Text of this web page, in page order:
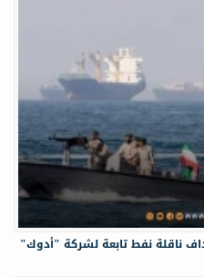
ناقلة نفط تابعة لشركة "أدوك"